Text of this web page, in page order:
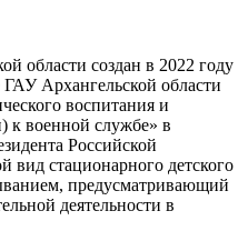
области создан в 2022 году
ГАУ Архангельской области
воспитания и
к военной службе» в
Российской
вид стационарного детского
предусматривающий
деятельности в